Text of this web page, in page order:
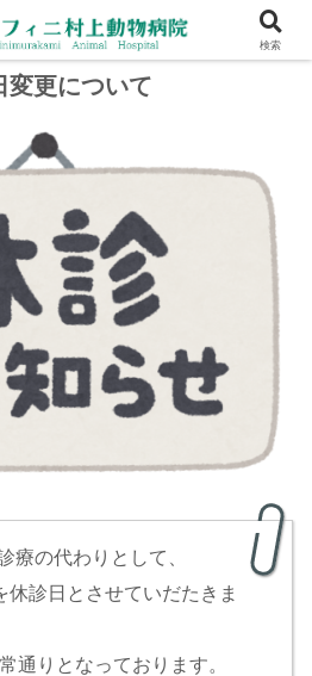
変更について
療の代わりとして、
休診日とさせていだたきま
通りとなっております。
検索